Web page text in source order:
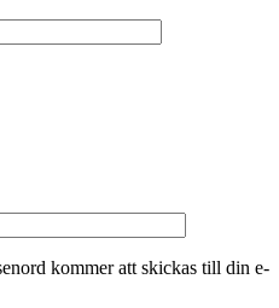
kommer att skickas till din e-